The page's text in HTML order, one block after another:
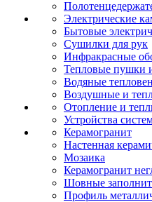
Электрические
Бытовые
Сушилки для рук
Инфракрасные
Тепловые пушки
Водяные
Воздушные и
Отопление и
Устройства
Керамогранит
Настенная
Мозаика
Керамогранит
Шовные
Профиль